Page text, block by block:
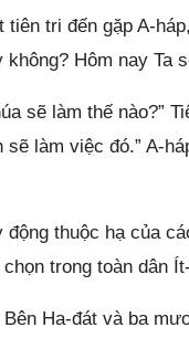
tiên tri đến gặp A-
không? Hôm nay
sẽ làm thế nào?”
sẽ làm việc đó.” A-
động thuộc hạ của
trong toàn dân
Ha-đát và ba